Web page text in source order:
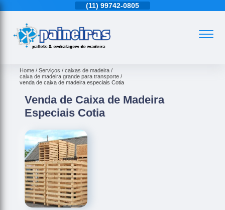
(11) 99742-0805
Home Serviços
caixas de madeira
caixa de madeira grande para transporte
venda de caixa de madeira especiais Cotia
Venda de Caixa de Madeira
Especiais Cotia